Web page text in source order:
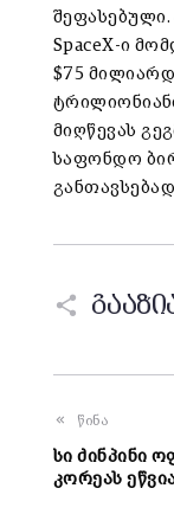
SpaceX-ი
$75
მიღწევას
საფონდო
განთავსებად
წინა
სი ძინპინი
კორეას